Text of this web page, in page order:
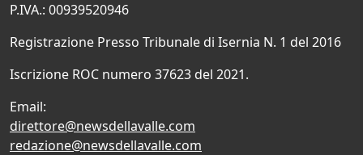
P.IVA.: 00939520946
Registrazione Presso Tribunale di Isernia N. 1 del 2016
Iscrizione ROC numero 37623 del 2021.
Email:
direttore@newsdellavalle.com
redazione@newsdellavalle.com